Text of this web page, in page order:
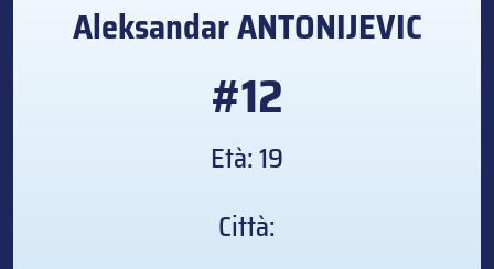
AleksandarANTONIJEVIC
#12
Età: 19
Città: